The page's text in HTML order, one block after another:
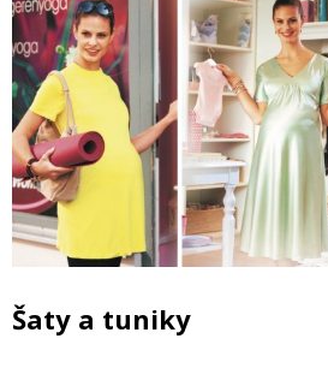
Šaty a tuniky